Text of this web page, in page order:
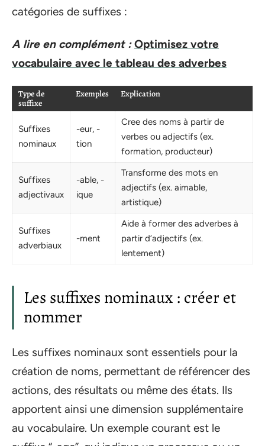
catégories de suffixes :
A lire en complément : Optimisez votre
vocabulaire avec le tableau des adverbes
Type de
suffixe
Exemples Explication
Suffixes
nominaux
-eur, -
tion
Cree des noms à partir de
verbes ou adjectifs (ex.
formation, producteur)
Suffixes
adjectivaux
-able, -
ique
Transforme des mots en
adjectifs (ex. aimable,
artistique)
Suffixes
adverbiaux
-ment
Aide à former des adverbes à
partir d’adjectifs (ex.
lentement)
Les suffixes nominaux : créer et
nommer
Les suffixes nominaux sont essentiels pour la
création de noms, permettant de référencer des
actions, des résultats ou même des états. Ils
apportent ainsi une dimension supplémentaire
au vocabulaire. Un exemple courant est le